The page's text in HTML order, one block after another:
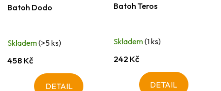
Batoh Dodo
Skladem(>5 ks)
458 Kč
DETAIL
Batoh Teros
Skladem(1 ks)
242 Kč
DETAIL